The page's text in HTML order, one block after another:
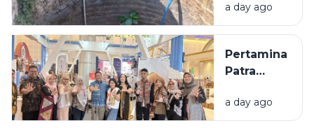
Warga
Sumenep
Kering
a day ago
Pertamina
Patra
Bawa 5
UMKM
a day ago